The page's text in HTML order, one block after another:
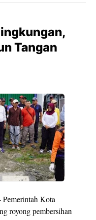
Tangan
Kota
royong pembersihan